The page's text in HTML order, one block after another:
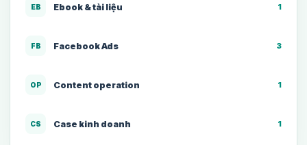
EB Ebook & tài liệu 1
FB Facebook Ads 3
OP Content operation 1
CS Case kinh doanh 1